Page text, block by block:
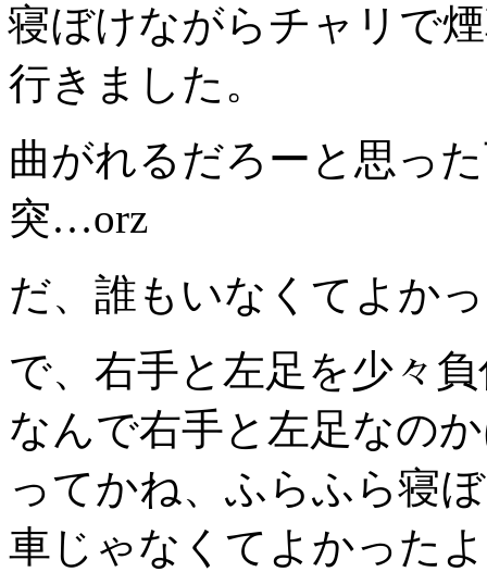
寝ぼけながらチャリで
行きました。
曲がれるだろーと思っ
突…orz
だ、誰もいなくてよか
で、右手と左足を少々
なんで右手と左足なの
ってかね、ふらふら寝
車じゃなくてよかった